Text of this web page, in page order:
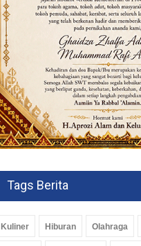
Tags Berita
Kuliner Hiburan Olahraga